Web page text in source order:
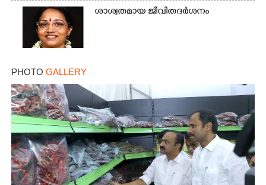
ശാശ്വതമായ ജീവിതദർശനം
PHOTO GALLERY